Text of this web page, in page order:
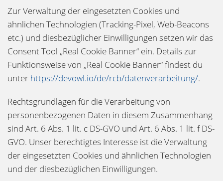
Zur Verwaltung der eingesetzten Cookies und
ähnlichen Technologien (Tracking-Pixel, Web-Beacons
etc.) und diesbezüglicher Einwilligungen setzen wir das
Consent Tool „Real Cookie Banner“ ein. Details zur
Funktionsweise von „Real Cookie Banner“ findest du
unter https://devowl.io/de/rcb/datenverarbeitung/.
Rechtsgrundlagen für die Verarbeitung von
personenbezogenen Daten in diesem Zusammenhang
sind Art. 6 Abs. 1 lit. c DS-GVO und Art. 6 Abs. 1 lit. f DS-
GVO. Unser berechtigtes Interesse ist die Verwaltung
der eingesetzten Cookies und ähnlichen Technologien
und der diesbezüglichen Einwilligungen.